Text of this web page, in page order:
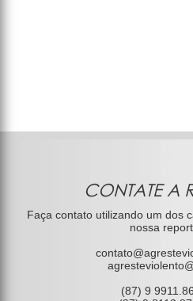
CONTATE A
Faça contato utilizando um dos
nossa
(87) 9